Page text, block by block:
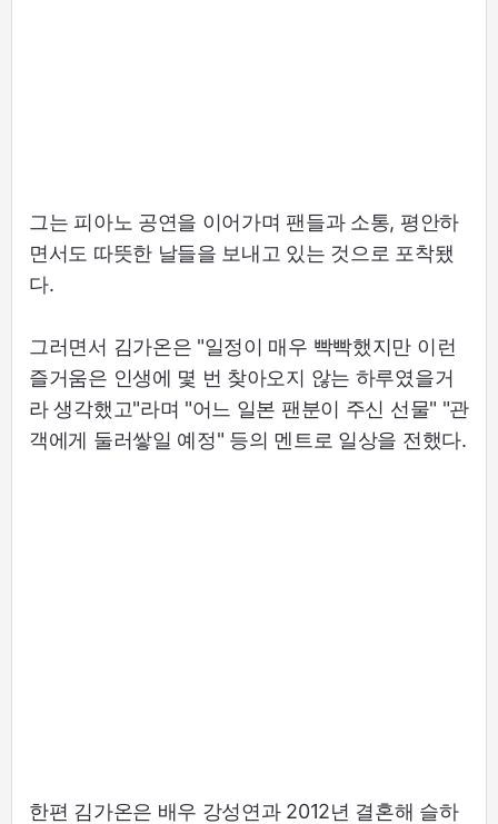
그는 피아노 공연을 이어가며 팬들과 소통, 평안하
면서도 따뜻한 날들을 보내고 있는 것으로 포착됐
다.
그러면서 김가온은 "일정이 매우 빡빡했지만 이런
즐거움은 인생에 몇 번 찾아오지 않는 하루였을거
라 생각했고"라며 "어느 일본 팬분이 주신 선물" "관
객에게 둘러쌓일 예정" 등의 멘트로 일상을 전했다.
한편 김가온은 배우 강성연과 2012년 결혼해 슬하